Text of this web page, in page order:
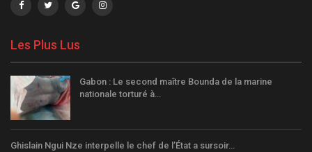
Les Plus Lus
Gabon : Le second maître Bounda de la marine
nationale torturé à…
Ghislain Ngui Nze interpelle le chef de l’État a sursoir…